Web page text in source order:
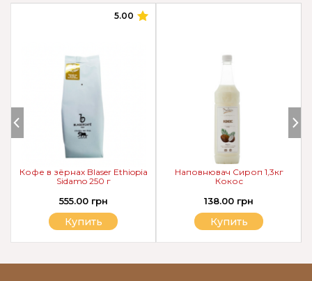
Наповнювач Сироп 1,3кг
Кокос
138.00 грн
Купить
5.00
Кофе в зёрнах Blaser Ethiopia
Sidamo 250 г
555.00 грн
Купить